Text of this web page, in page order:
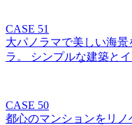
CASE 51
大パノラマで美しい海
ラ。 シンプルな建築と
CASE 50
都心のマンションをリ